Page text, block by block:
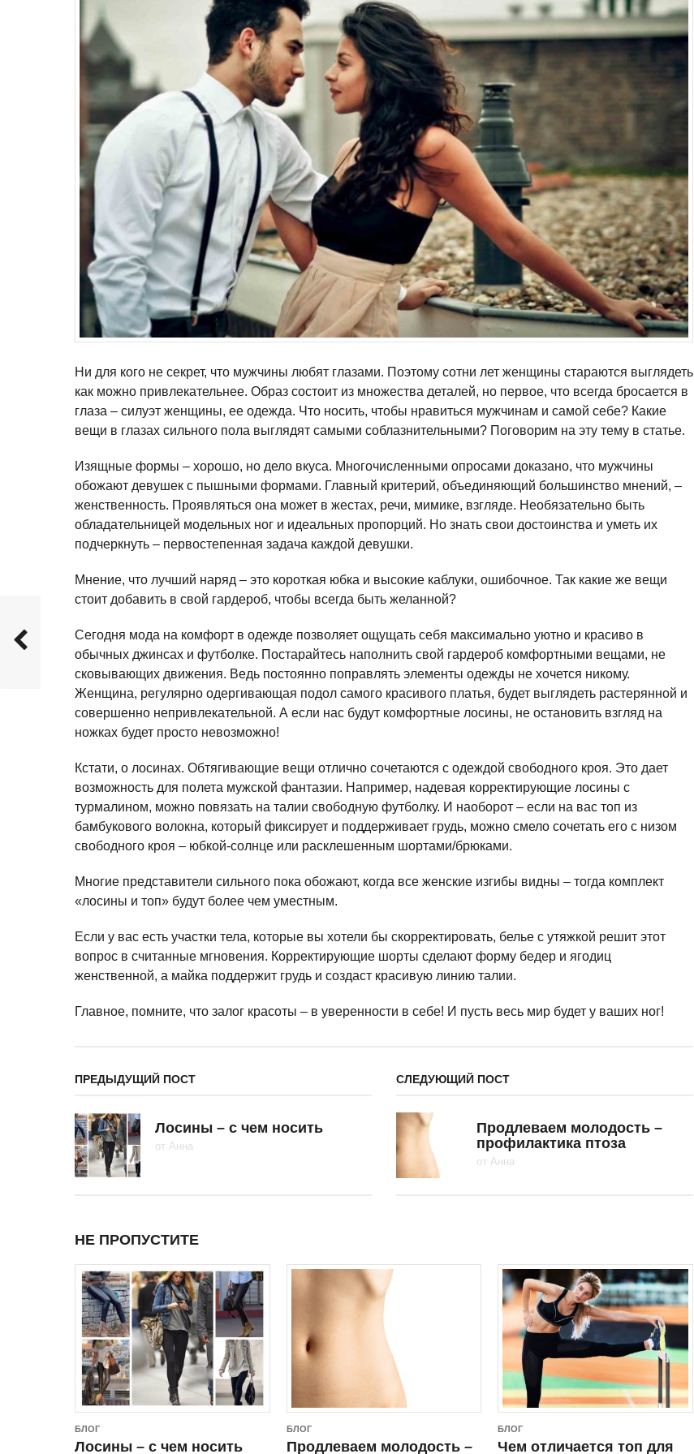
Ни для кого не секрет, что мужчины любят глазами. Поэтому сотни лет женщины стараются выглядеть
как можно привлекательнее. Образ состоит из множества деталей, но первое, что всегда бросается в
глаза – силуэт женщины, ее одежда. Что носить, чтобы нравиться мужчинам и самой себе? Какие
вещи в глазах сильного пола выглядят самыми соблазнительными? Поговорим на эту тему в статье.
Изящные формы – хорошо, но дело вкуса. Многочисленными опросами доказано, что мужчины
обожают девушек с пышными формами. Главный критерий, объединяющий большинство мнений, –
женственность. Проявляться она может в жестах, речи, мимике, взгляде. Необязательно быть
обладательницей модельных ног и идеальных пропорций. Но знать свои достоинства и уметь их
подчеркнуть – первостепенная задача каждой девушки.
Мнение, что лучший наряд – это короткая юбка и высокие каблуки, ошибочное. Так какие же вещи
стоит добавить в свой гардероб, чтобы всегда быть желанной?
Сегодня мода на комфорт в одежде позволяет ощущать себя максимально уютно и красиво в
обычных джинсах и футболке. Постарайтесь наполнить свой гардероб комфортными вещами, не
сковывающих движения. Ведь постоянно поправлять элементы одежды не хочется никому.
Женщина, регулярно одергивающая подол самого красивого платья, будет выглядеть растерянной и
совершенно непривлекательной. А если нас будут комфортные лосины, не остановить взгляд на
ножках будет просто невозможно!
Кстати, о лосинах. Обтягивающие вещи отлично сочетаются с одеждой свободного кроя. Это дает
возможность для полета мужской фантазии. Например, надевая корректирующие лосины с
турмалином, можно повязать на талии свободную футболку. И наоборот – если на вас топ из
бамбукового волокна, который фиксирует и поддерживает грудь, можно смело сочетать его с низом
свободного кроя – юбкой-солнце или расклешенным шортами/брюками.
Многие представители сильного пока обожают, когда все женские изгибы видны – тогда комплект
«лосины и топ» будут более чем уместным.
Если у вас есть участки тела, которые вы хотели бы скорректировать, белье с утяжкой решит этот
вопрос в считанные мгновения. Корректирующие шорты сделают форму бедер и ягодиц
женственной, а майка поддержит грудь и создаст красивую линию талии.
Главное, помните, что залог красоты – в уверенности в себе! И пусть весь мир будет у ваших ног!
ПРЕДЫДУЩИЙ ПОСТ
Лосины – с чем носить
от Анна
СЛЕДУЮЩИЙ ПОСТ
Продлеваем молодость –
профилактика птоза
от Анна
НЕ ПРОПУСТИТЕ
БЛОГ
Лосины – с чем носить
БЛОГ
Продлеваем молодость –
БЛОГ
Чем отличается топ для